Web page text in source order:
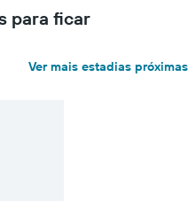
para ficar
Ver mais estadias próximas